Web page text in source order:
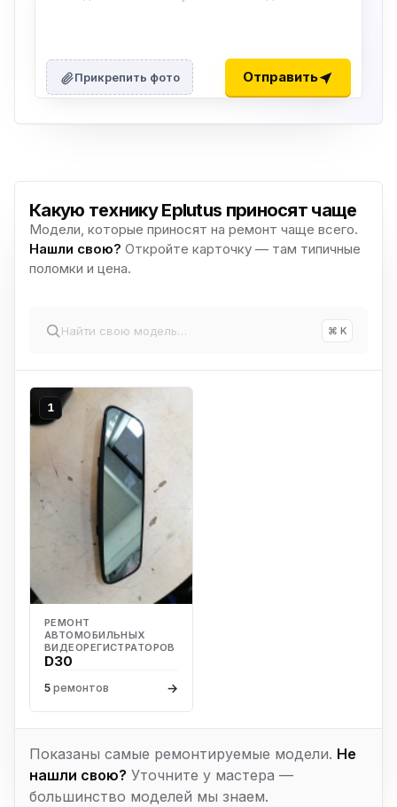
Прикрепить фото Отправить
Какую технику Eplutus приносят чаще
Модели, которые приносят на ремонт чаще всего.
Нашли свою? Откройте карточку — там типичные
поломки и цена.
⌘ K
1
РЕМОНТ
АВТОМОБИЛЬНЫХ
ВИДЕОРЕГИСТРАТОРОВ
D30
5 ремонтов →
Показаны самые ремонтируемые модели. Не
нашли свою? Уточните у мастера —
большинство моделей мы знаем.